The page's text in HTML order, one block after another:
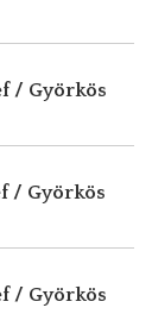
/ Györkös
/ Györkös
/ Györkös